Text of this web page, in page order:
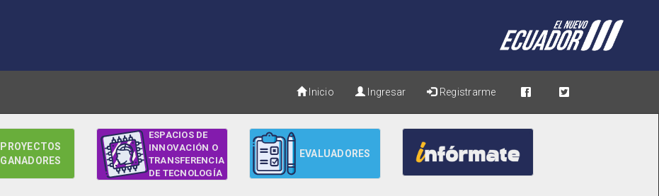
Inicio Ingresar Registrarme
PROYECTOS
GANADORES
ESPACIOS DE
INNOVACIÓN O
TRANSFERENCIA
DE TECNOLOGÍA
EVALUADORES